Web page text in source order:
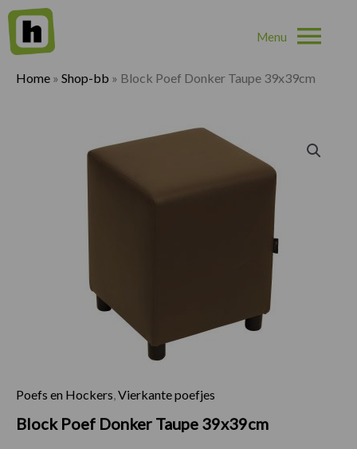
Home » Shop-bb » Block Poef Donker Taupe 39x39cm
Poefs en Hockers Vierkante poefjes
Block Poef Donker Taupe 39x39cm